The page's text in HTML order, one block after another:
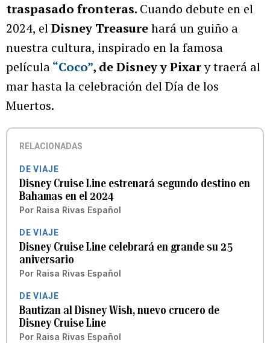
traspasado fronteras. Cuando debute en el
2024, elDisney Treasurehará un guiño a
nuestra cultura, inspirado en la famosa
película“Coco”, de Disney y Pixary traerá al
mar hasta la celebración del Día de los
Muertos.
RELACIONADAS
DE VIAJE
Disney Cruise Line estrenará segundo destino en
Bahamas en el 2024
Por Raisa Rivas Español
DE VIAJE
Disney Cruise Line celebrará en grande su 25
aniversario
Por Raisa Rivas Español
DE VIAJE
Bautizan al Disney Wish, nuevo crucero de
Disney Cruise Line
Por Raisa Rivas Español